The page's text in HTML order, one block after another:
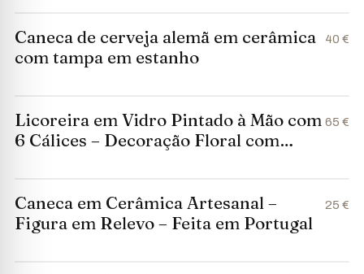
Caneca de cerveja alemã em cerâmica
com tampa em estanho
40 €
Licoreira em Vidro Pintado à Mão com
6 Cálices – Decoração Floral com
65 €
Caneca em Cerâmica Artesanal –
Figura em Relevo – Feita em Portugal
25 €